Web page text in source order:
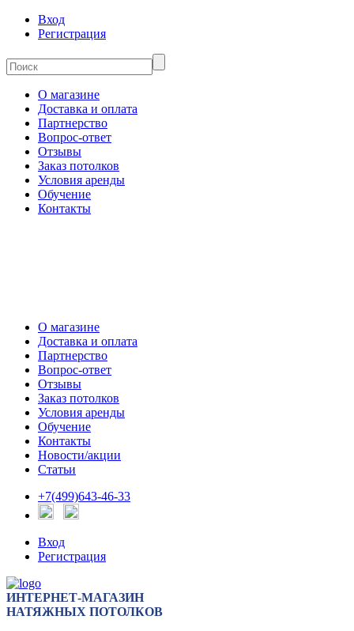
Вход
Регистрация
О магазине
Доставка и оплата
Партнерство
Вопрос-ответ
Отзывы
Заказ потолков
Условия аренды
Обучение
Контакты
О магазине
Доставка и оплата
Партнерство
Вопрос-ответ
Отзывы
Заказ потолков
Условия аренды
Обучение
Контакты
Новости/акции
Статьи
+7(499)643-46-33
Вход
Регистрация
ИНТЕРНЕТ-МАГАЗИН
НАТЯЖНЫХ ПОТОЛКОВ